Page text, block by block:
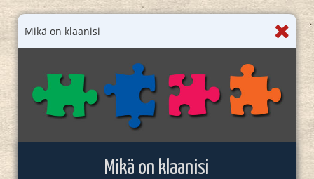
Mikä on klaanisi
Mikä on klaanisi